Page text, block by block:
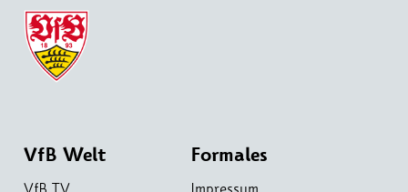
VfB Welt Formales